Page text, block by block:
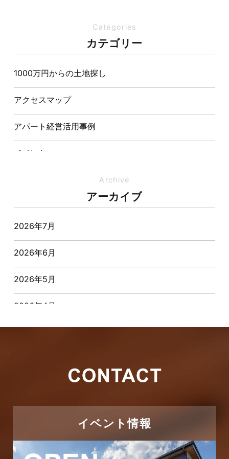
夏の熱中症対策は家づくりから。屋根・壁・基礎の構
造が快適さをつくる理由
【埼玉県経営品質知事賞】大野知事へ受賞のご報告と
表敬訪問を行いました
Categories
カテゴリー
1000万円からの土地探し
アクセスマップ
アパート経営活用事例
イベント
オーナー様からの質問
おすすめ物件
お客様インタビュー
お客様の声
つくばエクスプレス線
ピアラシティ店-ブログ
Archive
アーカイブ
2026年7月
2026年6月
2026年5月
2026年4月
2025年11月
イベント情報